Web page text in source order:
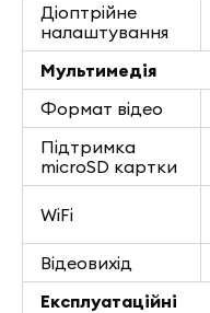
Діоптрійне
налаштування
Мультимедія
Формат відео
Підтримка
microSD картки
WiFi
Відеовихід
Експлуатаційні